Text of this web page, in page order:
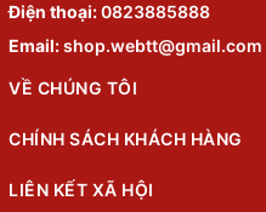
Điện thoại:0823885888
Email:shop.webtt@gmail.com
VỀ CHÚNG TÔI
CHÍNH SÁCH KHÁCH HÀNG
LIÊN KẾT XÃ HỘI